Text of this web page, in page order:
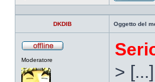
DKDIB Oggetto del
Moderatore
>